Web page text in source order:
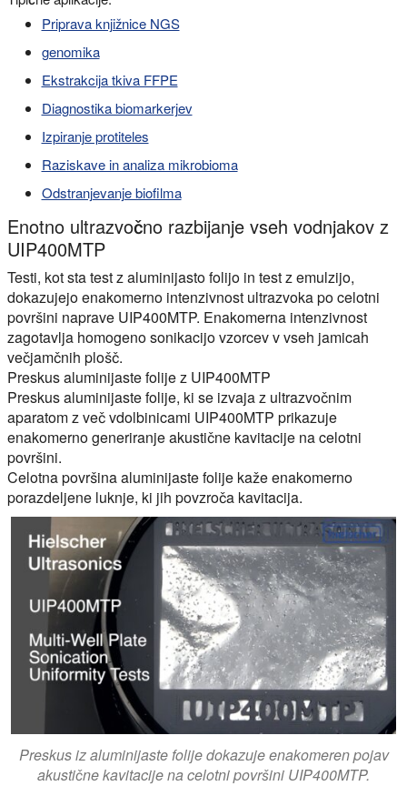
Priprava knjižnice NGS
genomika
Ekstrakcija tkiva FFPE
Diagnostika biomarkerjev
Izpiranje protiteles
Raziskave in analiza mikrobioma
Odstranjevanje biofilma
Enotno ultrazvočno razbijanje vseh vodnjakov z
UIP400MTP
Testi, kot sta test z aluminijasto folijo in test z emulzijo,
dokazujejo enakomerno intenzivnost ultrazvoka po celotni
površini naprave UIP400MTP. Enakomerna intenzivnost
zagotavlja homogeno sonikacijo vzorcev v vseh jamicah
večjamčnih plošč.
Preskus aluminijaste folije z UIP400MTP
Preskus aluminijaste folije, ki se izvaja z ultrazvočnim
aparatom z več vdolbinicami UIP400MTP prikazuje
enakomerno generiranje akustične kavitacije na celotni
površini.
Celotna površina aluminijaste folije kaže enakomerno
porazdeljene luknje, ki jih povzroča kavitacija.
Preskus iz aluminijaste folije dokazuje enakomeren pojav
akustične kavitacije na celotni površini UIP400MTP.